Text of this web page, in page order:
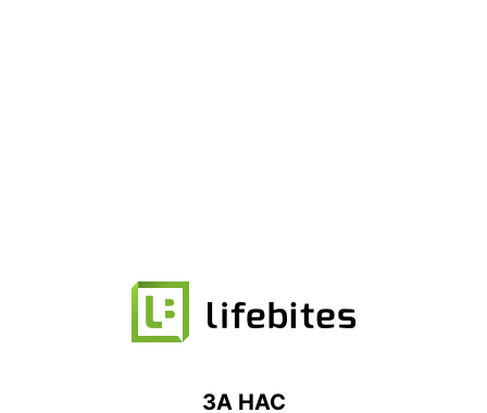
ЗА НАС